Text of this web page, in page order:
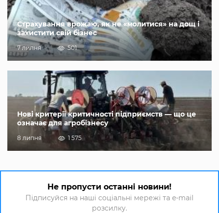
Страхування врожаю, як не «молитися» на дощ і
захистити свій бізнес
7 липня 501
Нові критерії критичності підприємств — що це
означає для агробізнесу
8 липня 1 575
Не пропусти останні новини!
Підписуйся на наші соціальні мережі та e-mail
розсилку.